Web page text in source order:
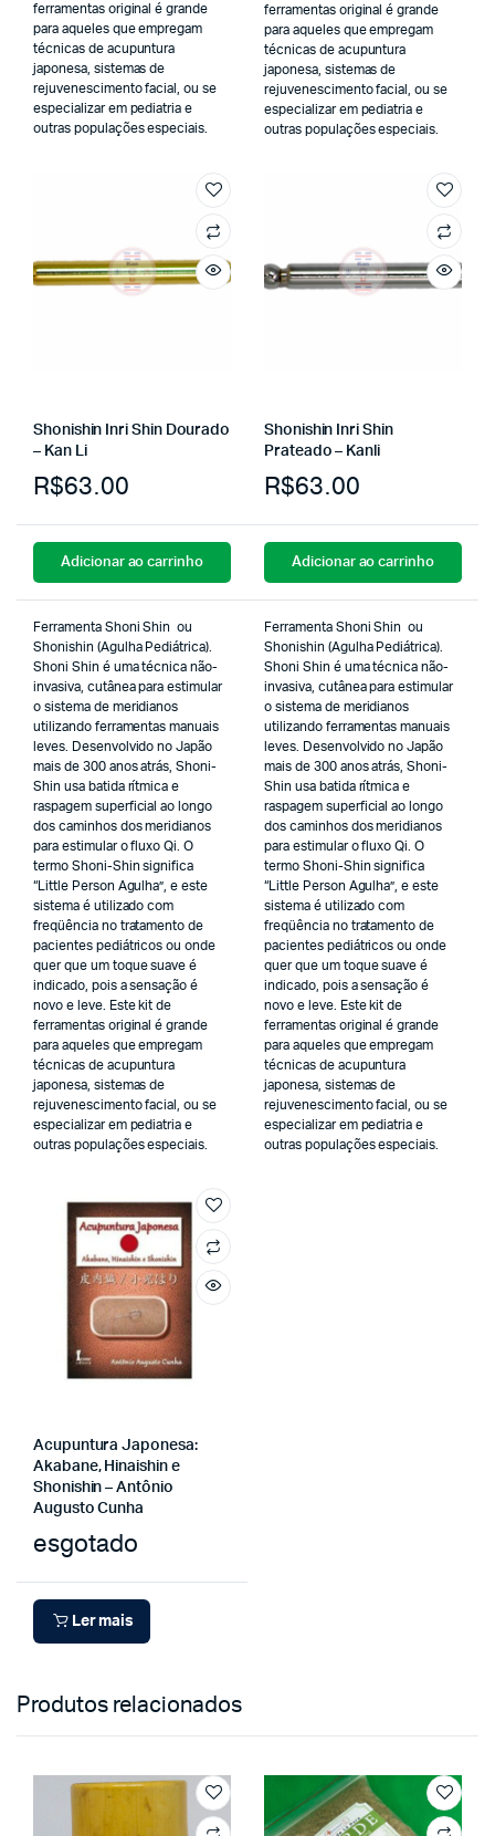
ferramentas original é grande
para aqueles que empregam
técnicas de acupuntura
japonesa, sistemas de
rejuvenescimento facial, ou se
especializar em pediatria e
outras populações especiais.
ferramentas original é grande
para aqueles que empregam
técnicas de acupuntura
japonesa, sistemas de
rejuvenescimento facial, ou se
especializar em pediatria e
outras populações especiais.
Shonishin Inri Shin Dourado
– Kan Li
R$63.00
Adicionar ao carrinho
Ferramenta Shoni Shin ou
Shonishin (Agulha Pediátrica).
Shoni Shin é uma técnica não-
invasiva, cutânea para estimular
o sistema de meridianos
utilizando ferramentas manuais
leves. Desenvolvido no Japão
mais de 300 anos atrás, Shoni-
Shin usa batida rítmica e
raspagem superficial ao longo
dos caminhos dos meridianos
para estimular o fluxo Qi. O
termo Shoni-Shin significa
“Little Person Agulha”, e este
sistema é utilizado com
freqüência no tratamento de
pacientes pediátricos ou onde
quer que um toque suave é
indicado, pois a sensação é
novo e leve. Este kit de
ferramentas original é grande
para aqueles que empregam
técnicas de acupuntura
japonesa, sistemas de
rejuvenescimento facial, ou se
especializar em pediatria e
outras populações especiais.
Shonishin Inri Shin
Prateado – Kanli
R$63.00
Adicionar ao carrinho
Ferramenta Shoni Shin ou
Shonishin (Agulha Pediátrica).
Shoni Shin é uma técnica não-
invasiva, cutânea para estimular
o sistema de meridianos
utilizando ferramentas manuais
leves. Desenvolvido no Japão
mais de 300 anos atrás, Shoni-
Shin usa batida rítmica e
raspagem superficial ao longo
dos caminhos dos meridianos
para estimular o fluxo Qi. O
termo Shoni-Shin significa
“Little Person Agulha”, e este
sistema é utilizado com
freqüência no tratamento de
pacientes pediátricos ou onde
quer que um toque suave é
indicado, pois a sensação é
novo e leve. Este kit de
ferramentas original é grande
para aqueles que empregam
técnicas de acupuntura
japonesa, sistemas de
rejuvenescimento facial, ou se
especializar em pediatria e
outras populações especiais.
Acupuntura Japonesa:
Akabane, Hinaishin e
Shonishin – Antônio
Augusto Cunha
esgotado
Ler mais
Produtos relacionados